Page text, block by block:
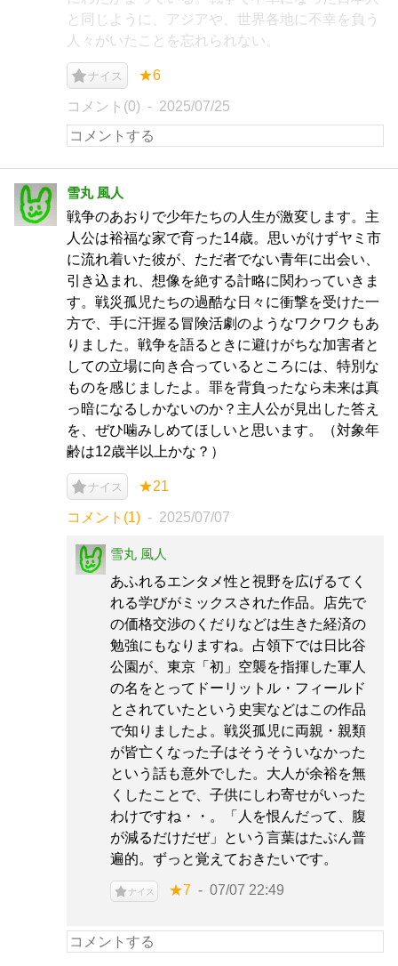
と同じように、アジアや、世界各地に不幸を負う
人々がいたことを忘れられない。
ナイス ★6
コメント(0) 2025/07/25
雪丸 風人
戦争のあおりで少年たちの人生が激変します。主
人公は裕福な家で育った14歳。思いがけずヤミ市
に流れ着いた彼が、ただ者でない青年に出会い、
引き込まれ、想像を絶する計略に関わっていきま
す。戦災孤児たちの過酷な日々に衝撃を受けた一
方で、手に汗握る冒険活劇のようなワクワクもあ
りました。戦争を語るときに避けがちな加害者と
しての立場に向き合っているところには、特別な
ものを感じましたよ。罪を背負ったなら未来は真
っ暗になるしかないのか？主人公が見出した答え
を、ぜひ噛みしめてほしいと思います。（対象年
齢は12歳半以上かな？）
ナイス ★21
コメント(1) 2025/07/07
雪丸 風人
あふれるエンタメ性と視野を広げるてく
れる学びがミックスされた作品。店先で
の価格交渉のくだりなどは生きた経済の
勉強にもなりますね。占領下では日比谷
公園が、東京「初」空襲を指揮した軍人
の名をとってドーリットル・フィールド
とされていたという史実などはこの作品
で知りましたよ。戦災孤児に両親・親類
が皆亡くなった子はそうそういなかった
という話も意外でした。大人が余裕を無
くしたことで、子供にしわ寄せがいった
わけですね・・。「人を恨んだって、腹
が減るだけだぜ」という言葉はたぶん普
遍的。ずっと覚えておきたいです。
ナイス ★7 07/07 22:49